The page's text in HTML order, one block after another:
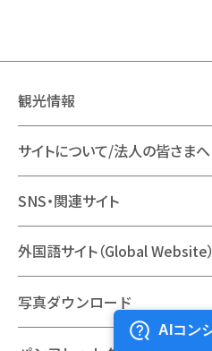
観光情報
サイトについて/法人の皆さまへ
SNS・関連サイト
外国語サイト（Global Website）
写真ダウンロード